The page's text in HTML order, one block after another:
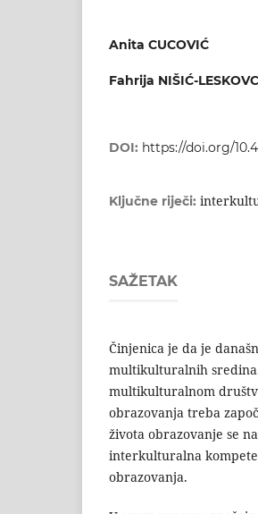
Anita CUCOVIĆ
Fahrija NIŠIĆ-
DOI: https://doi.org/
Ključne riječi:
SAŽETAK
Činjenica je da je
multikulturalnih
multikulturalnom
obrazovanja treba
života obrazovanje se
interkulturalna
obrazovanja.